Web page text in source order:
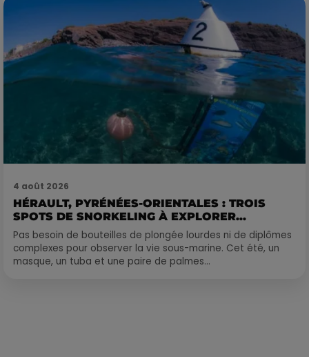
4 août 2026
HÉRAULT, PYRÉNÉES-ORIENTALES : TROIS
SPOTS DE SNORKELING À EXPLORER...
Pas besoin de bouteilles de plongée lourdes ni de diplômes
complexes pour observer la vie sous-marine. Cet été, un
masque, un tuba et une paire de palmes...